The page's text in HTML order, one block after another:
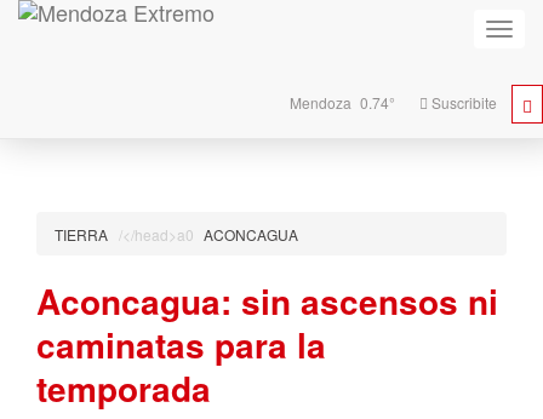
Mendoza 0.74° Suscribite
TIERRA ACONCAGUA
Aconcagua: sin ascensos ni
caminatas para la
temporada